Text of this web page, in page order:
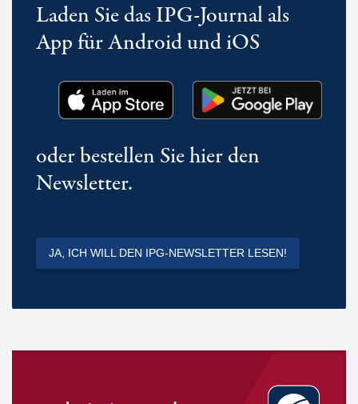
Laden Sie das IPG-Journal als
App für Android und iOS
oder bestellen Sie hier den
Newsletter.
JA, ICH WILL DEN IPG-NEWSLETTER LESEN!